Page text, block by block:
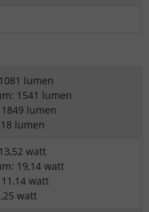
lumen
1541 lumen
lumen
lumen
watt
19,14 watt
watt
watt